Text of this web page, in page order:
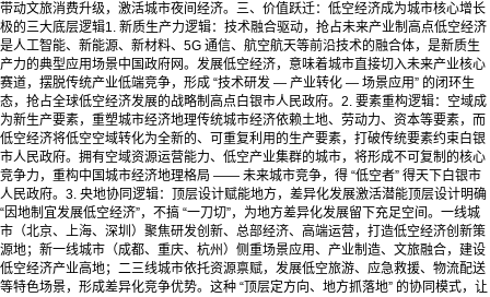
带动文旅消费升级，激活城市夜间经济。三、价值跃迁：低空经济成为城市核心增长
极的三大底层逻辑1. 新质生产力逻辑：技术融合驱动，抢占未来产业制高点低空经济
是人工智能、新能源、新材料、5G 通信、航空航天等前沿技术的融合体，是新质生
产力的典型应用场景中国政府网。发展低空经济，意味着城市直接切入未来产业核心
赛道，摆脱传统产业低端竞争，形成 “技术研发 — 产业转化 — 场景应用” 的闭环生
态，抢占全球低空经济发展的战略制高点白银市人民政府。2. 要素重构逻辑：空域成
为新生产要素，重塑城市经济地理传统城市经济依赖土地、劳动力、资本等要素，而
低空经济将低空空域转化为全新的、可重复利用的生产要素，打破传统要素约束白银
市人民政府。拥有空域资源运营能力、低空产业集群的城市，将形成不可复制的核心
竞争力，重构中国城市经济地理格局 —— 未来城市竞争，得 “低空者” 得天下白银市
人民政府。3. 央地协同逻辑：顶层设计赋能地方，差异化发展激活潜能顶层设计明确
“因地制宜发展低空经济”，不搞 “一刀切”，为地方差异化发展留下充足空间。一线城
市（北京、上海、深圳）聚焦研发创新、总部经济、高端运营，打造低空经济创新策
源地；新一线城市（成都、重庆、杭州）侧重场景应用、产业制造、文旅融合，建设
低空经济产业高地；二三线城市依托资源禀赋，发展低空旅游、应急救援、物流配送
等特色场景，形成差异化竞争优势。这种 “顶层定方向、地方抓落地” 的协同模式，让